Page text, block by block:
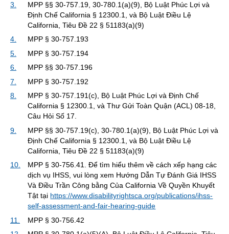
3.
MPP §§ 30-757.19, 30-780.1(a)(9), Bộ Luật Phúc Lợi và
Định Chế California § 12300.1, và Bộ Luật Điều Lệ
California, Tiêu Đề 22 § 51183(a)(9)
4.
MPP § 30-757.193
5.
MPP § 30-757.194
6.
MPP §§ 30-757.196
7.
MPP § 30-757.192
8.
MPP § 30-757.191(c), Bộ Luật Phúc Lợi và Định Chế
California § 12300.1, và Thư Gửi Toàn Quận (ACL) 08-18,
Câu Hỏi Số 17.
9.
MPP §§ 30-757.19(c), 30-780.1(a)(9), Bộ Luật Phúc Lợi và
Định Chế California § 12300.1, và Bộ Luật Điều Lệ
California, Tiêu Đề 22 § 51183(a)(9)
10.
MPP § 30-756.41. Để tìm hiểu thêm về cách xếp hạng các
dịch vụ IHSS, vui lòng xem Hướng Dẫn Tự Đánh Giá IHSS
Và Điều Trần Công bằng Của California Về Quyền Khuyết
Tật tại https://www.disabilityrightsca.org/publications/ihss-
self-assessment-and-fair-hearing-guide
11.
MPP § 30-756.42